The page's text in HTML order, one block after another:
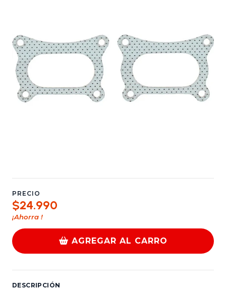
PRECIO
$24.990
¡Ahorra !
AGREGAR AL CARRO
DESCRIPCIÓN